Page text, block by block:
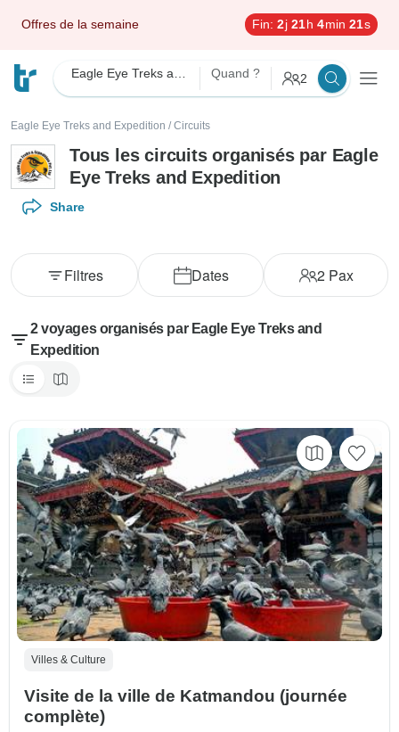
Offres de la semaine Fin: 2j 21h 4min 21s
Quand ? 2
Eagle Eye Treks and Expedition / Circuits
Tous les circuits organisés par Eagle
Eye Treks and Expedition
Share
Dates 2Pax
Filtres
2 voyages organisés par Eagle Eye Treks and
Expedition
Villes & Culture
Visite de la ville de Katmandou (journée
complète)